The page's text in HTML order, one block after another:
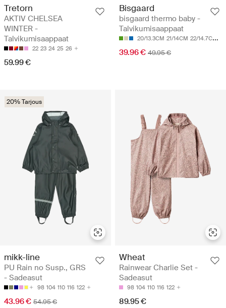
Tretorn
AKTIV CHELSEA
WINTER -
Talvikumisaappaat
22 23 24 25 26
59.99 €
Bisgaard
bisgaard thermo baby -
Talvikumisaappaat
20/13.3CM 21/14CM 22/14.7CM
39.96 € 49.95 €
20% Tarjous
mikk-line
PU Rain no Susp., GRS
- Sadeasut
98 104 110 116 122
43.96 € 54.95 €
Wheat
Rainwear Charlie Set -
Sadeasut
98 104 110 116 122
89.95 €